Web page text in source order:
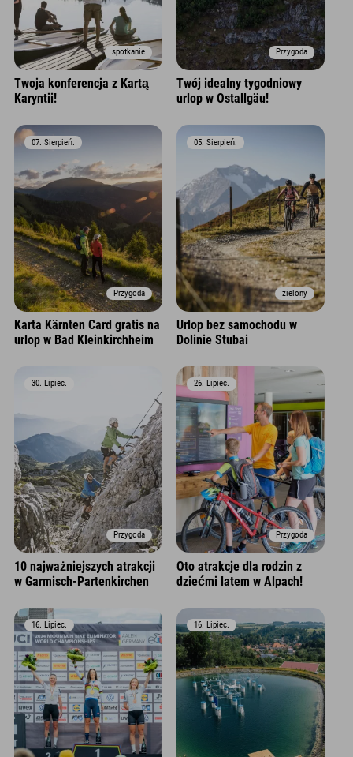
spotkanie
Twoja konferencja z Kartą
Karyntii!
Przygoda
Twój idealny tygodniowy
urlop w Ostallgäu!
Przygoda
07. Sierpień.
Karta Kärnten Card gratis na
urlop w Bad Kleinkirchheim
zielony
05. Sierpień.
Urlop bez samochodu w
Dolinie Stubai
Przygoda
30. Lipiec.
10 najważniejszych atrakcji
w Garmisch-Partenkirchen
Przygoda
26. Lipiec.
Oto atrakcje dla rodzin z
dziećmi latem w Alpach!
16. Lipiec. 16. Lipiec.